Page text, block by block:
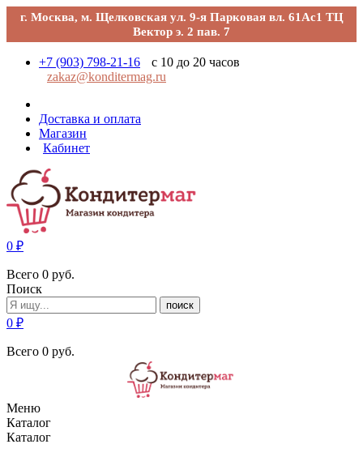
г. Москва, м. Щелковская ул. 9-я Парковая вл. 61Ас1 ТЦ
Вектор э. 2 пав. 7
+7 (903) 798-21-16
с 10 до 20 часов
zakaz@konditermag.ru
Доставка и оплата
Магазин
Кабинет
0 ₽
Всего 0 руб.
Поиск
поиск
0 ₽
Всего 0 руб.
Меню
Каталог
Каталог